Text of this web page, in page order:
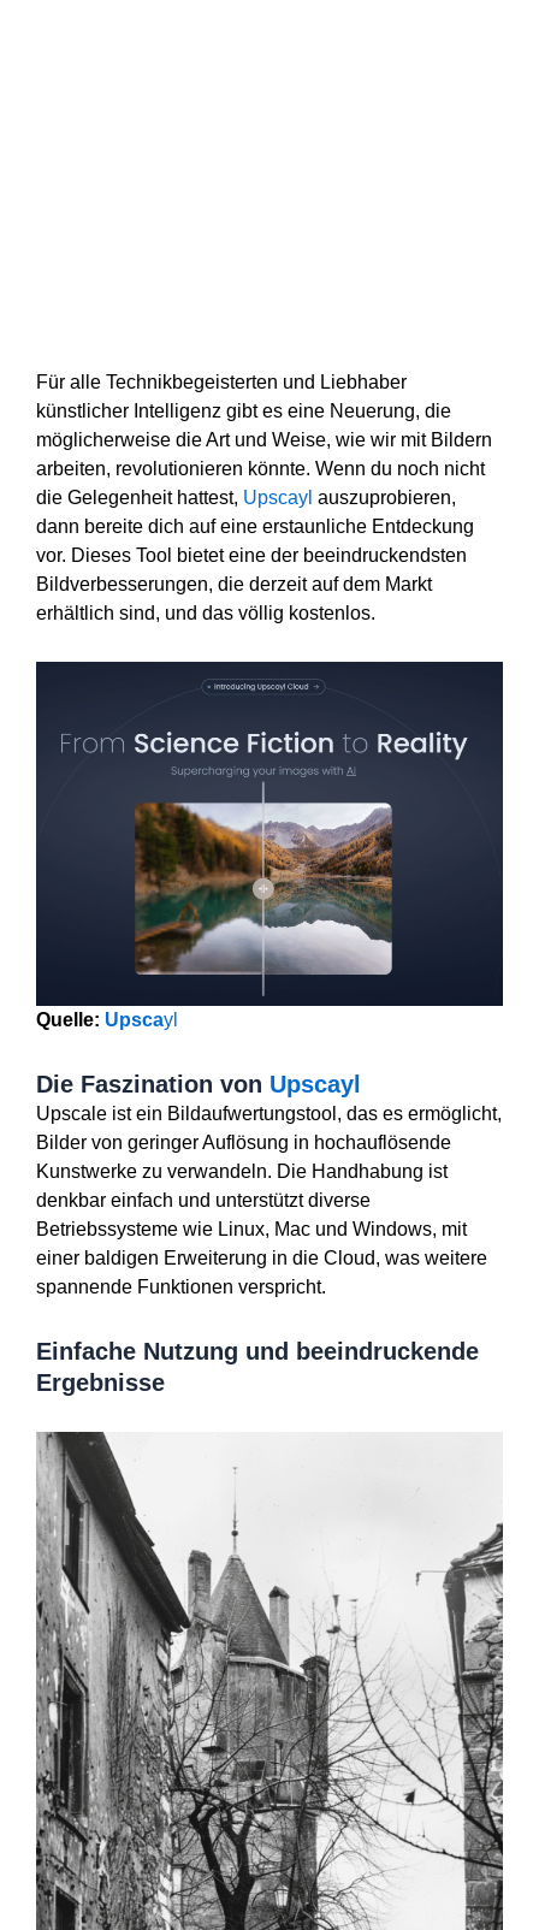
Für alle Technikbegeisterten und Liebhaber
künstlicher Intelligenz gibt es eine Neuerung, die
möglicherweise die Art und Weise, wie wir mit Bildern
arbeiten, revolutionieren könnte. Wenn du noch nicht
die Gelegenheit hattest, Upscayl auszuprobieren,
dann bereite dich auf eine erstaunliche Entdeckung
vor. Dieses Tool bietet eine der beeindruckendsten
Bildverbesserungen, die derzeit auf dem Markt
erhältlich sind, und das völlig kostenlos.
Quelle: Upscayl
Die Faszination von Upscayl
Upscale ist ein Bildaufwertungstool, das es ermöglicht,
Bilder von geringer Auflösung in hochauflösende
Kunstwerke zu verwandeln. Die Handhabung ist
denkbar einfach und unterstützt diverse
Betriebssysteme wie Linux, Mac und Windows, mit
einer baldigen Erweiterung in die Cloud, was weitere
spannende Funktionen verspricht.
Einfache Nutzung und beeindruckende
Ergebnisse